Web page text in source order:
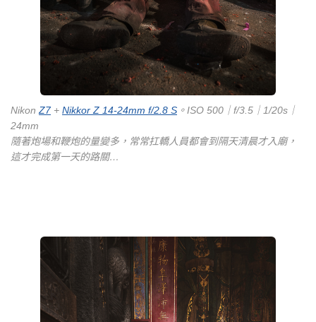
Nikon Z7+ Nikkor Z 14-24mm f/2.8 S 。ISO 500｜f/3.5｜1/20s｜
24mm
隨著炮場和鞭炮的量變多，常常扛轎人員都會到隔天清晨才入廟，
這才完成第一天的路關…